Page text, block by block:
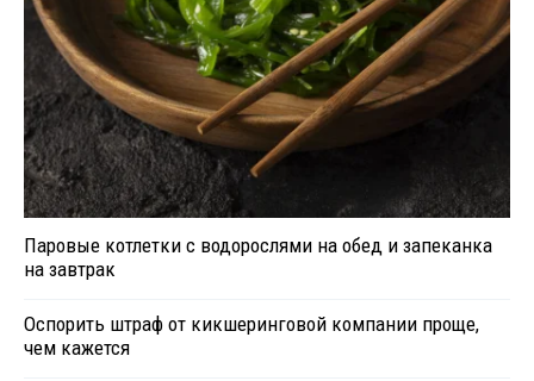
Паровые котлетки с водорослями на обед и запеканка
на завтрак
Оспорить штраф от кикшеринговой компании проще,
чем кажется